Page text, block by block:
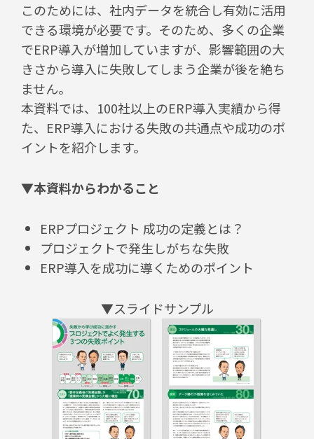
このためには、社内データを統合し有効に活用
できる環境が必要です。そのため、多くの企業
でERP導入が増加していますが、影響範囲の大
きさから導入に失敗してしまう企業が後を絶ち
ません。
本資料では、100社以上のERP導入実績から得
た、ERP導入における失敗の共通点や成功のポ
イントを紹介します。
▼本資料からわかること
ERPプロジェクト 成功の定義とは？
プロジェクトで発生しがちな失敗
ERP導入を成功に導くためのポイント
▼スライドサンプル